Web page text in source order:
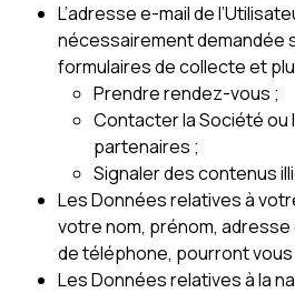
L’adresse e-mail de
nécessairement demandée
formulaires de collecte et
Prendre rendez-vous ;
Contacter la Société ou
partenaires ;
Signaler des contenus
Les Données relatives à
votre nom, prénom,
de téléphone, pourront
Les Données relatives à la